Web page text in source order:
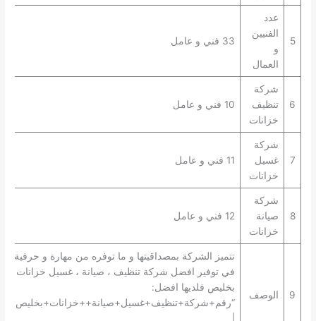
5
عدد
الفنيين
و
العمال
33 فني و عامل
6
شركة
تنظيف
خزانات
10 فني و عامل
7
شركة
غسيل
خزانات
11 فني و عامل
8
شركة
صيانة
خزانات
12 فني و عامل
9 الوصف
تتميز الشركة بمصداقيتها و ما توفره من مهارة و حرفية
في توفير افضل شركة تنظيف ، صيانة ، غسيل خزانات
بخليص فلديها افضل:
“رقم+شركة+تنظيف+غسيل+صيانة++خزانات+بخليص+”